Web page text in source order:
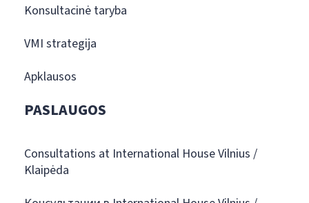
Konsultacinė taryba
VMI strategija
Apklausos
PASLAUGOS
Consultations at International House Vilnius /
Klaipėda